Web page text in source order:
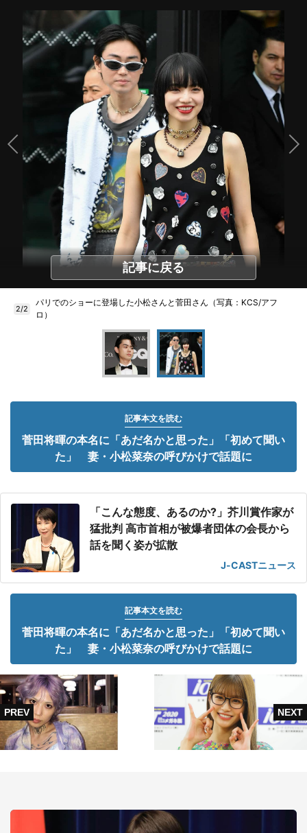
記事に戻る
2/2
パリでのショーに登場した小松さんと菅田さん（写真：KCS/アフ
ロ）
記事本文を読む
菅田将暉の本名に「あだ名かと思った」「初めて聞い
た」 妻・小松菜奈の呼びかけで話題に
「こんな態度、あるのか?」芥川賞作家が
猛批判 高市首相が被爆者団体の会長から
話を聞く姿が拡散
J-CASTニュース
記事本文を読む
菅田将暉の本名に「あだ名かと思った」「初めて聞い
た」 妻・小松菜奈の呼びかけで話題に